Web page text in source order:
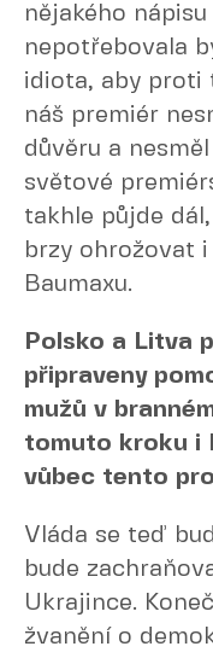
nějakého
nepotřebovala
idiota, aby proti
náš premiér
důvěru a
světové
takhle půjde
brzy ohrožovat
Baumaxu.
Polsko a Litva
připraveny
mužů v
tomuto kroku i
vůbec tento
Vláda se teď
bude
Ukrajince.
žvanění o